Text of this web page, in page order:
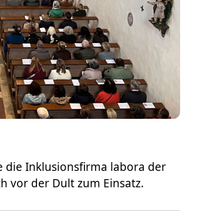
die Inklusionsfirma labora der
vor der Dult zum Einsatz.